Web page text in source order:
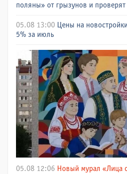
поляны» от грызунов и проверят
05.08 13:00 Цены на
5% за июль
05.08 12:06 Новый мурал «Лица